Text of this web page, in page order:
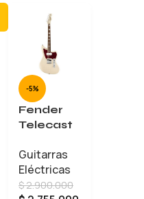
-5%
Fender
Telecast
Paranor
mal
Edición
Guitarras
Eléctricas
$2.900.000